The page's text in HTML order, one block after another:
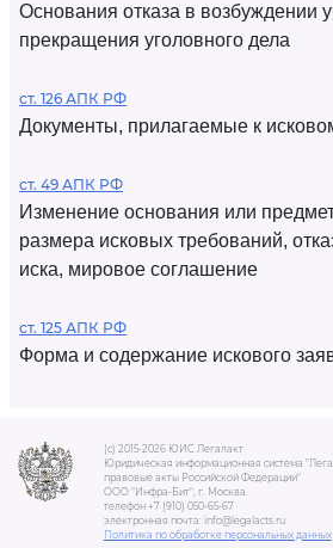
Основания отказа в возбуждении
прекращения уголовного дела
ст. 126 АПК РФ
Документы, прилагаемые к
ст. 49 АПК РФ
Изменение основания или
размера исковых требований,
иска, мировое соглашение
ст. 125 АПК РФ
Форма и содержание искового
(c) 2015-2026 ЮИС Легалакт
Юридическая информационная система
правовые акты Российской Федерации"
ООО "Инфра-Бит", г. Москва.
телефон +7 (910) 050-65-67
электронная почта: info@legalacts.ru
Политика по обработке персональных данных